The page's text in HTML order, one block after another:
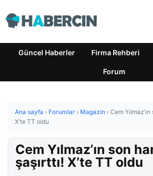
Güncel Haberler Firma Rehberi
Forum
Ana sayfa › Forumlar › Magazin › Cem
X’te TT oldu
Cem Yılmaz’ın son
şaşırttı! X’te TT oldu